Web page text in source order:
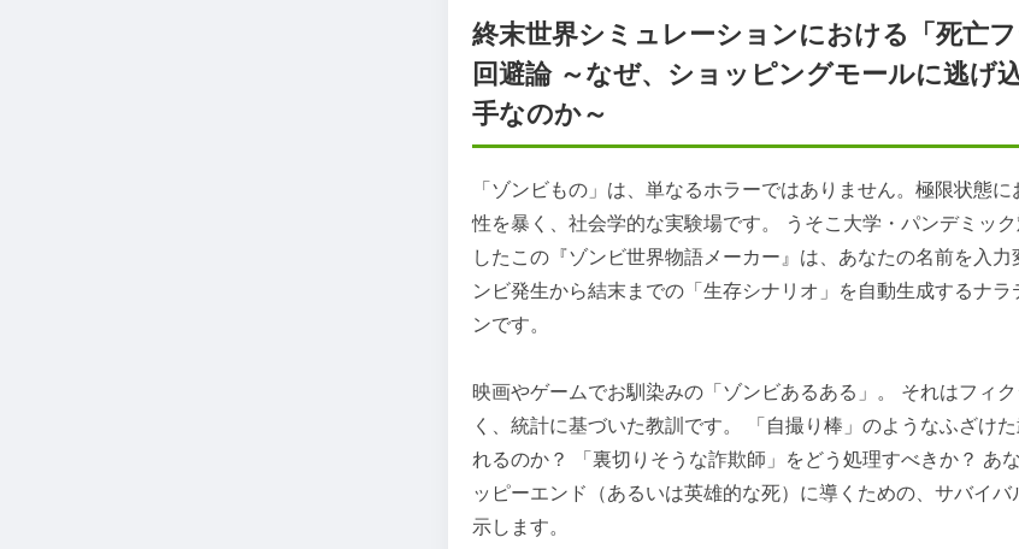
終末世界シミュレーションにおける「死亡
回避論 ～なぜ、ショッピングモールに逃げ
手なのか～
「ゾンビもの」は、単なるホラーではありません。極限状態
性を暴く、社会学的な実験場です。 うそこ大学・パンデミッ
したこの『ゾンビ世界物語メーカー』は、あなたの名前を入
ンビ発生から結末までの「生存シナリオ」を自動生成するナラ
ンです。
映画やゲームでお馴染みの「ゾンビあるある」。 それはフィ
く、統計に基づいた教訓です。 「自撮り棒」のようなふざけ
れるのか？ 「裏切りそうな詐欺師」をどう処理すべきか？ あ
ッピーエンド（あるいは英雄的な死）に導くための、サバイバ
示します。